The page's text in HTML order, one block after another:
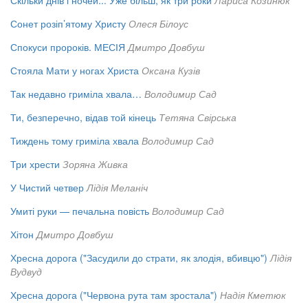
Сонет розіп’ятому Христу Олеся Білоус
Спокуси пророків. МЕСІЯ Дмитро Довбуш
Стояла Мати у ногах Христа Оксана Кузів
Так недавно гриміла хвала… Володимир Сад
Ти, безперечно, відав той кінець Тетяна Свірська
Тиждень тому гриміла хвала Володимир Сад
Три хрести Зоряна Живка
У Чистий четвер Лідія Меланіч
Умиті руки — печальна повість Володимир Сад
Хітон Дмитро Довбуш
Хресна дорога ("Засудили до страти, як злодія, вбивцю") Лідія
Вудвуд
Хресна дорога ("Червона рута там зростала") Надія Кметюк